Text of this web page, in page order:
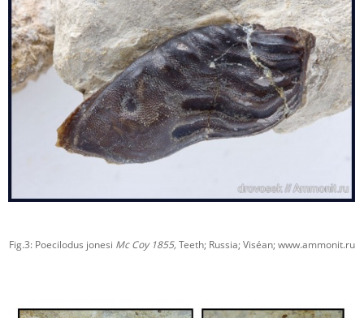
Fig.3: Poecilodus jonesi Mc Coy 1855, Teeth; Russia; Viséan; www.ammonit.ru